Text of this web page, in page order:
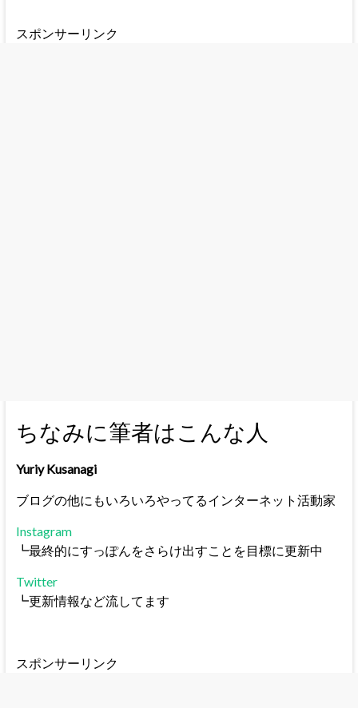
スポンサーリンク
ちなみに筆者はこんな人
Yuriy Kusanagi
ブログの他にもいろいろやってるインターネット活動家
Instagram
┗最終的にすっぽんをさらけ出すことを目標に更新中
Twitter
┗更新情報など流してます
スポンサーリンク